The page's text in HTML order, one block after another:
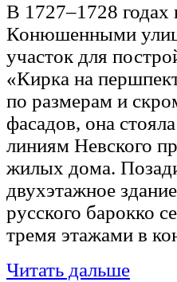
В 1727–1728
Конюшенными
участок для
«Кирка на
по размерам и
фасадов, она
линиям Невского
жилых дома.
двухэтажное
русского барокко
тремя этажами в
Читать дальше